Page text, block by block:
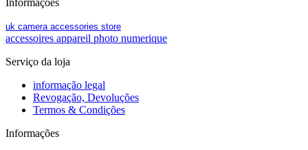
Informações
uk camera accessories store
accessoires appareil photo numerique
Serviço da loja
informação legal
Revogação, Devoluções
Termos & Condições
Informações